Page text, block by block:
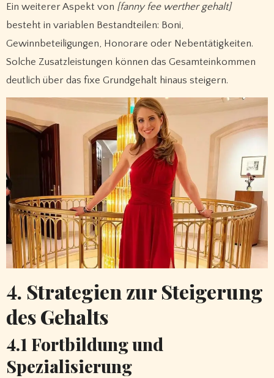
Ein weiterer Aspekt von [fanny fee werther gehalt]
besteht in variablen Bestandteilen: Boni,
Gewinnbeteiligungen, Honorare oder Nebentätigkeiten.
Solche Zusatzleistungen können das Gesamteinkommen
deutlich über das fixe Grundgehalt hinaus steigern.
4. Strategien zur Steigerung
des Gehalts
4.1 Fortbildung und
Spezialisierung